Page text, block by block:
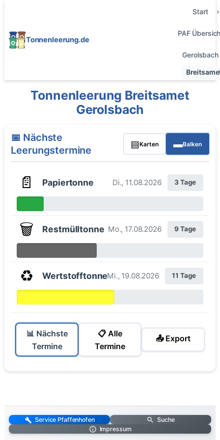
Tonnenleerung.de
Start
PAF
Gerolsbach
Tonnenleerung Breitsamet
Gerolsbach
📅 Nächste
Leerungstermine
▤Karten ▬Balken
📄 Papiertonne Di., 11.08.2026 3 Tage
🗑️ Restmülltonne Mo., 17.08.2026 9 Tage
♻️ WertstofftonneMi., 19.08.2026 11 Tage
📊 Nächste
Termine
📋 Alle
Termine
📤 Export
Service Pfaffenhofen
Suche
Impressum